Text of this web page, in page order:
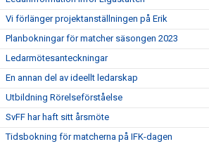
Vi förlänger projektanställningen på Erik
Planbokningar för matcher säsongen 2023
Ledarmötesanteckningar
En annan del av ideellt ledarskap
Utbildning Rörelseförståelse
SvFF har haft sitt årsmöte
Tidsbokning för matcherna på IFK-dagen